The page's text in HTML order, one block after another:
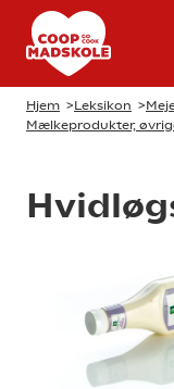
Hjem >Leksikon >
Mælkeprodukter,